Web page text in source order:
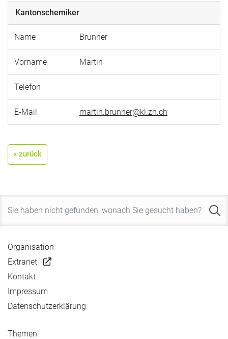
Kantonschemiker
Name Brunner
Vorname Martin
Telefon
E-Mail martin.brunner@kl.zh.ch
« zurück
Organisation
Extranet
Kontakt
Impressum
Datenschutzerklärung
Themen